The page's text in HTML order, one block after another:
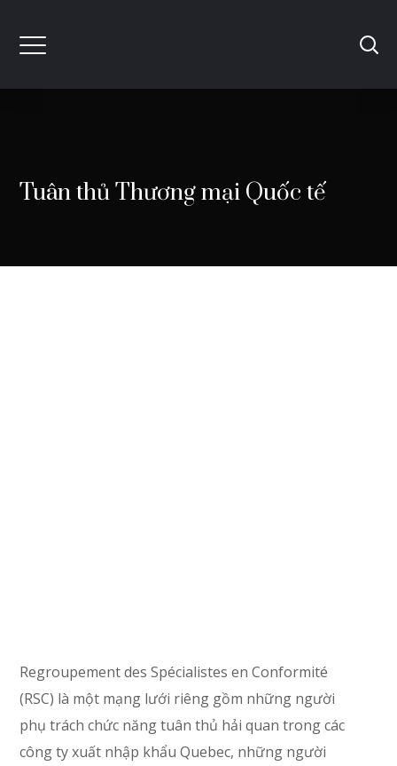
Tuân thủ Thương mại Quốc tế
Regroupement des Spécialistes en Conformité
(RSC) là một mạng lưới riêng gồm những người
phụ trách chức năng tuân thủ hải quan trong các
công ty xuất nhập khẩu Quebec, những người